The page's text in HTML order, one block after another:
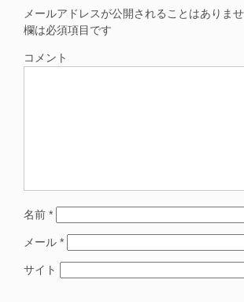
メールアドレスが公開されることはありませ
欄は必須項目です
コメント
名前 *
メール *
サイト